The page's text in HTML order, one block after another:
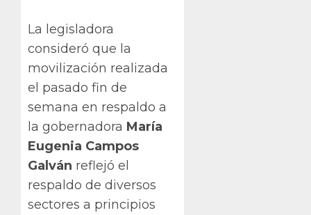
La legisladora
consideró que la
movilización realizada
el pasado fin de
semana en respaldo a
la gobernadora María
Eugenia Campos
Galván reflejó el
respaldo de diversos
sectores a principios